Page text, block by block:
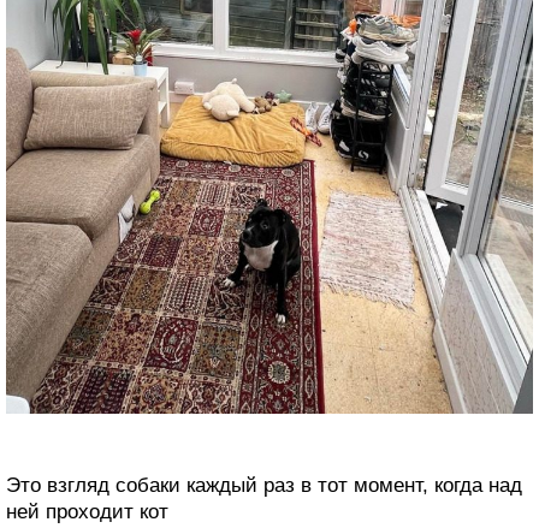
Это взгляд собаки каждый раз в тот момент, когда над
ней проходит кот